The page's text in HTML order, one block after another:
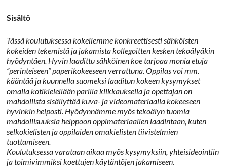
Sisältö
Tässä koulutuksessa kokeilemme konkreettisesti sähköisten
kokeiden tekemistä ja jakamista kollegoitten kesken tekoälyäkin
hyödyntäen. Hyvin laadittu sähköinen koe tarjoaa monia etuja
”perinteiseen” paperikokeeseen verrattuna. Oppilas voi mm.
kääntää ja kuunnella suomeksi laaditun kokeen kysymykset
omalla kotikielellään parilla klikkauksella ja opettajan on
mahdollista sisällyttää kuva- ja videomateriaalia kokeeseen
hyvinkin helposti. Hyödynnämme myös tekoälyn tuomia
mahdollisuuksia helppoon oppimateriaalien laadintaan, kuten
selkokielisten ja oppilaiden omakielisten tiivistelmien
tuottamiseen.
Koulutuksessa varataan aikaa myös kysymyksiin, yhteisideointiin
ja toimivimmiksi koettujen käytäntöjen jakamiseen.